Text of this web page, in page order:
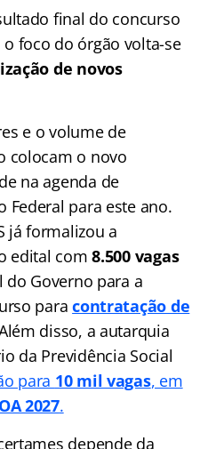
final do concurso
o foco do órgão volta-se
de novos
e o volume de
colocam o novo
na agenda de
Federal para este ano.
já formalizou a
edital com8.500 vagas
do Governo para a
paracontratação de
disso, a autarquia
da Previdência Social
para 10 mil vagas, em
2027.
depende da